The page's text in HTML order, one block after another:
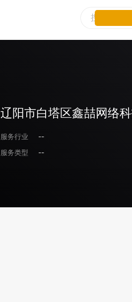
辽阳市白塔区鑫喆网络
服务行业
--
服务类型
--